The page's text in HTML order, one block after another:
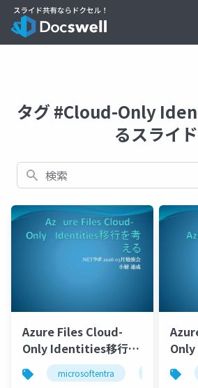
タグ #Cloud-Only
るスライド
検索
Azure Files Cloud-
Only Identities移行を
考えるmicrosoftentra azure